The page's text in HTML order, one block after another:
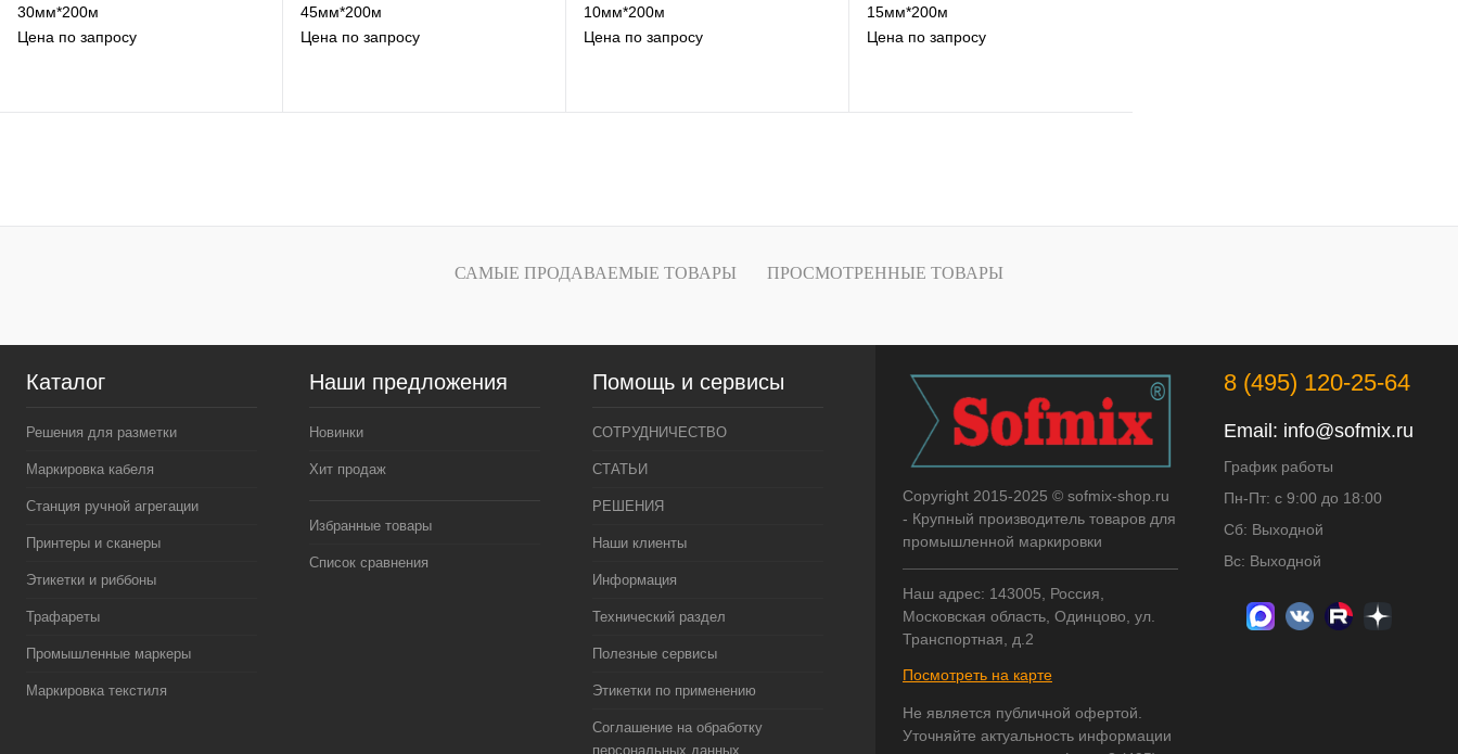
30мм*200м
Цена по запросу
45мм*200м
Цена по запросу
10мм*200м
Цена по запросу
15мм*200м
Цена по запросу
САМЫЕ ПРОДАВАЕМЫЕ ТОВАРЫ ПРОСМОТРЕННЫЕ ТОВАРЫ
Каталог
Решения для разметки
Маркировка кабеля
Станция ручной агрегации
Принтеры и сканеры
Этикетки и риббоны
Трафареты
Промышленные маркеры
Маркировка текстиля
Наши предложения
Новинки
Хит продаж
Избранные товары
Список сравнения
Помощь и сервисы
СОТРУДНИЧЕСТВО
СТАТЬИ
РЕШЕНИЯ
Наши клиенты
Информация
Технический раздел
Полезные сервисы
Этикетки по применению
Соглашение на обработку
персональных данных
Copyright 2015-2025 © sofmix-shop.ru
- Крупный производитель товаров для
промышленной маркировки
Наш адрес: 143005, Россия,
Московская область, Одинцово, ул.
Транспортная, д.2
Посмотреть на карте
Не является публичной офертой.
Уточняйте актуальность информации
8 (495) 120-25-64
Email: info@sofmix.ru
График работы
Пн-Пт: с 9:00 до 18:00
Сб: Выходной
Вс: Выходной